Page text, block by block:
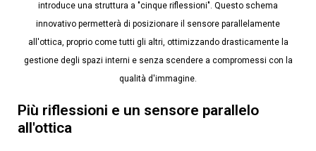
introduce una struttura a "cinque riflessioni". Questo schema
innovativo permetterà di posizionare il sensore parallelamente
all'ottica, proprio come tutti gli altri, ottimizzando drasticamente la
gestione degli spazi interni e senza scendere a compromessi con la
qualità d'immagine.
Più riflessioni e un sensore parallelo
all'ottica